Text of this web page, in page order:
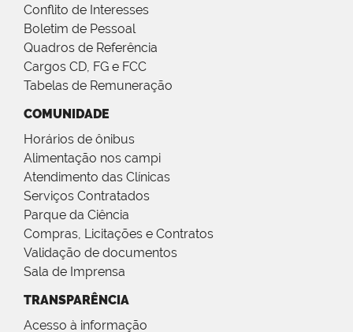
Conflito de Interesses
Boletim de Pessoal
Quadros de Referência
Cargos CD, FG e FCC
Tabelas de Remuneração
COMUNIDADE
Horários de ônibus
Alimentação nos campi
Atendimento das Clínicas
Serviços Contratados
Parque da Ciência
Compras, Licitações e Contratos
Validação de documentos
Sala de Imprensa
TRANSPARÊNCIA
Acesso à informação